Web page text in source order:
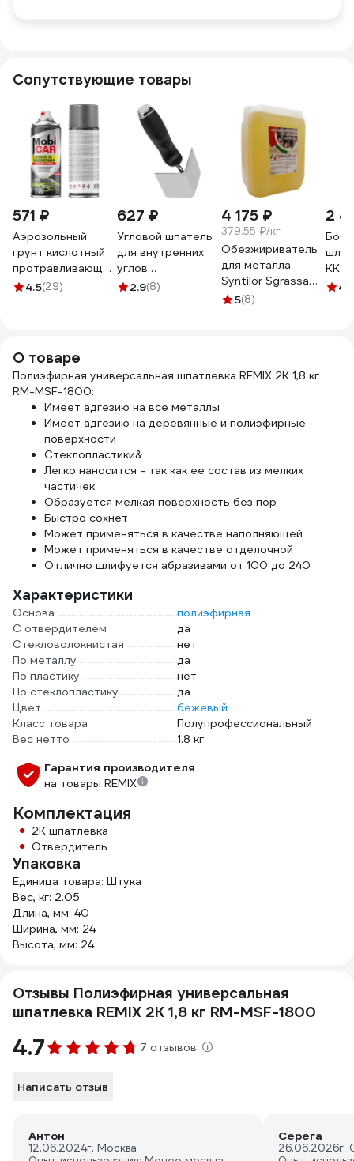
Сопутствующие товары
571 ₽
Аэрозольный
грунт кислотный
протравливающий
Mobicar 1К, 520
4.5(29)
627 ₽
Угловой шпатель
для внутренних
углов
ROLLINGDOG
2.9(8)
4 175 ₽
379.55 ₽/кг
Обезжириватель
для металла
Syntilor Sgrassa
Metallo 11кг 1229
5(8)
2
мм;4.9
О товаре
Полиэфирная универсальная шпатлевка REMIX 2К 1,8 кг
RM-MSF-1800:
Имеет адгезию на все металлы
Имеет адгезию на деревянные и полиэфирные
поверхности
Стеклопластики&
Легко наносится - так как ее состав из мелких
частичек
Образуется мелкая поверхность без пор
Быстро сохнет
Может применяться в качестве наполняющей
Может применяться в качестве отделочной
Отлично шлифуется абразивами от 100 до 240
Характеристики
Основа
полиэфирная
С отвердителем
да
Стекловолокнистая
нет
По металлу
да
По пластику
нет
По стеклопластику
да
Цвет
бежевый
Класс товара
Полупрофессиональный
Вес нетто
1.8 кг
Гарантия производителя
на товары REMIX
Комплектация
2К шпатлевка
Отвердитель
Упаковка
Единица товара: Штука
Вес, кг: 2.05
Длина, мм: 40
Ширина, мм: 24
Высота, мм: 24
Отзывы Полиэфирная универсальная
шпатлевка REMIX 2К 1,8 кг RM-MSF-1800
4.7 7 отзывов
Написать отзыв
Антон
12.06.2024г. Москва
Серега
26.06.2026г.